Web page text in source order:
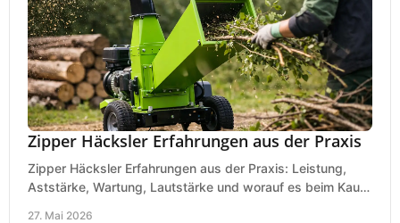
Zipper Häcksler Erfahrungen aus der Praxis
Zipper Häcksler Erfahrungen aus der Praxis: Leistung,
Aststärke, Wartung, Lautstärke und worauf es beim Kauf
27. Mai 2026